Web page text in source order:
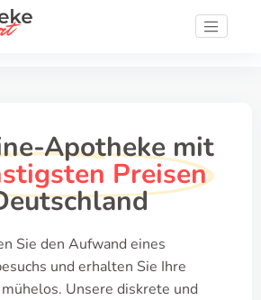
Apotheke mit
Preisen
Sie den Aufwand eines
und erhalten Sie Ihre
Unsere diskrete und